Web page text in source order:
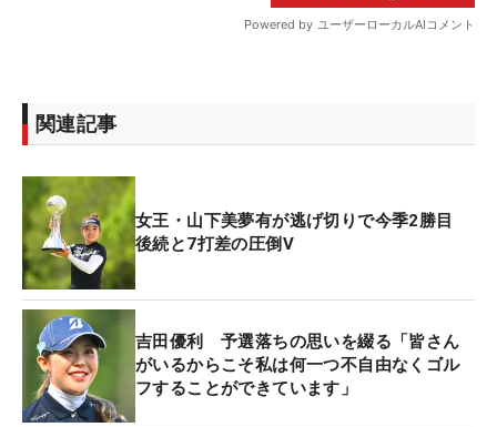
関連記事
女王・山下美夢有が逃げ切りで今季2勝目
後続と7打差の圧倒V
吉田優利 予選落ちの思いを綴る「皆さん
がいるからこそ私は何一つ不自由なくゴル
フすることができています」